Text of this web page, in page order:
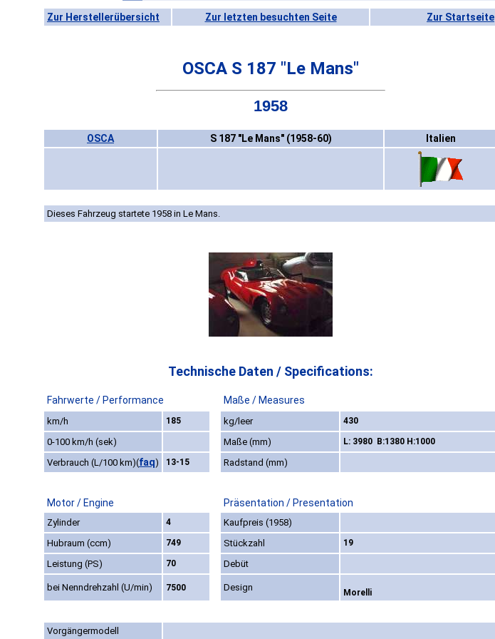
Zur Herstellerübersicht Zur letzten besuchten Seite Zur Startseite
OSCA S 187 "Le Mans"
1958
OSCA S 187 "Le Mans" (1958-60) Italien
Dieses Fahrzeug startete 1958 in Le Mans.
Technische Daten / Specifications:
Fahrwerte / Performance Maße / Measures
km/h 185 kg/leer 430
0-100 km/h (sek) Maße (mm) L: 3980 B:1380 H:1000
Verbrauch (L/100 km)(faq) 13-15 Radstand (mm)
Motor / Engine Präsentation / Presentation
Zylinder 4
Kaufpreis (1958)
Hubraum (ccm)
749 Stückzahl 19
Leistung (PS) 70 Debüt
bei Nenndrehzahl (U/min) 7500 Design Morelli
Vorgängermodell